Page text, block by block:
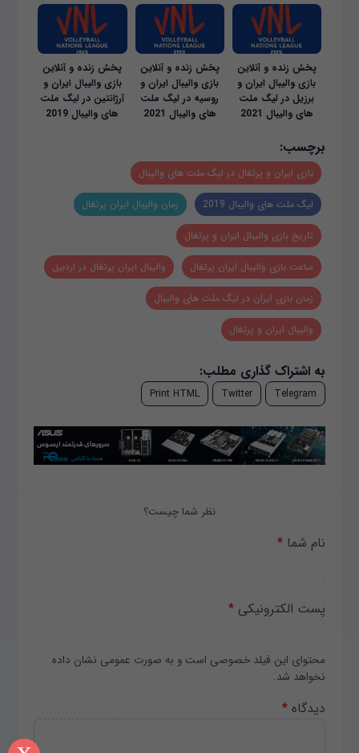
پخش زنده و آنلاین
بازی والیبال ایران و
برزیل در لیگ ملت
های والیبال 2021
پخش زنده و آنلاین
بازی والیبال ایران و
روسیه در لیگ ملت
های والیبال 2021
پخش زنده و آنلاین
بازی والیبال ایران و
آرژانتین در لیگ ملت
های والیبال 2019
برچسب:
بازی ایران و پرتغال در لیگ ملت های والیبال
لیگ ملت های والیبال 2019 زمان والیبال ایران پرتغال
تاریخ بازی والیبال ایران و پرتغال
ساعت بازی والیبال ایران پرتغال والیبال ایران پرتغال در اردبیل
زمان بازی ایران در لیگ ملت های والیبال
والیبال ایران و پرتغال
به اشتراک گذاری مطلب:
Telegram
Twitter
Print HTML
نظر شما چیست؟
نام شما*
پست الکترونیکی*
محتوای این فیلد خصوصی است و به صورت عمومی نشان داده
نخواهد شد.
دیدگاه*